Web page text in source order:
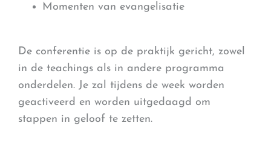
Momenten van evangelisatie
De conferentie is op de praktijk gericht, zowel
in de teachings als in andere programma
onderdelen. Je zal tijdens de week worden
geactiveerd en worden uitgedaagd om
stappen in geloof te zetten.